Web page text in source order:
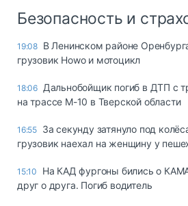
Безопасность и
19:08 В Ленинском районе
грузовик Howo и мотоцикл
18:06 Дальнобойщик погиб в ДТП с
на трассе М-10 в Тверской области
16:55 За секунду затянуло под
грузовик наехал на женщину у
15:10
На КАД фургоны бились о
друг о друга. Погиб водитель